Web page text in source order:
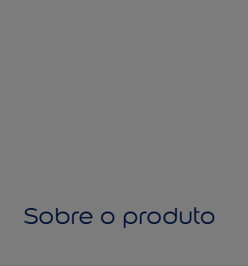
Sobre o produto